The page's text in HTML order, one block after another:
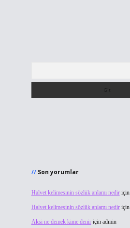
Son yorumlar
Halvet kelimesinin sözlük anlamı nediriçin
Halvet kelimesinin sözlük anlamı nediriçin
Aksi ne demek kime deniriçin admin